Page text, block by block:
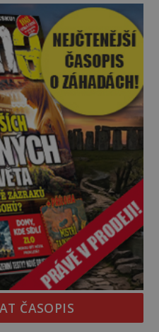
tohoto parkoviště,“
nich. P
ČASOPIS